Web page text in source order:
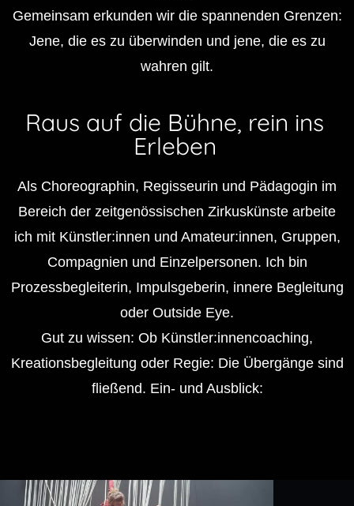
Gemeinsam erkunden wir die spannenden Grenzen:
Jene, die es zu überwinden und jene, die es zu
wahren gilt.
Raus auf die Bühne, rein ins
Erleben
Als Choreographin, Regisseurin und Pädagogin im
Bereich der zeitgenössischen Zirkuskünste arbeite
ich mit Künstler:innen und Amateur:innen, Gruppen,
Compagnien und Einzelpersonen. Ich bin
Prozessbegleiterin, Impulsgeberin, innere Begleitung
oder Outside Eye.
Gut zu wissen: Ob Künstler:innencoaching,
Kreationsbegleitung oder Regie: Die Übergänge sind
fließend. Ein- und Ausblick: